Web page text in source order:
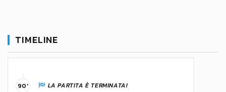
TIMELINE
LA PARTITA È TERMINATA!
90'